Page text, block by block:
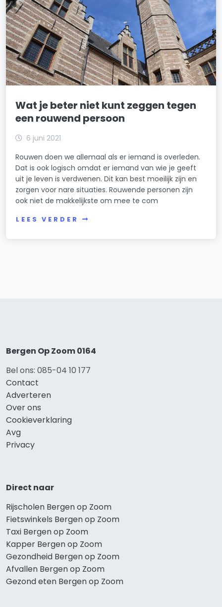
Wat je beter niet kunt zeggen tegen
een rouwend persoon
6 juni 2021
Rouwen doen we allemaal als er iemand is overleden.
Dat is ook logisch omdat er iemand van wie je geeft
uit je leven is verdwenen. Dit kan best moeilijk zijn en
zorgen voor nare situaties. Rouwende personen zijn
ook niet de makkelijkste om mee te com
LEES VERDER
Bergen Op Zoom 0164
Bel ons: 085-04 10 177
Contact
Adverteren
Over ons
Cookieverklaring
Avg
Privacy
Direct naar
Rijscholen Bergen op Zoom
Fietswinkels Bergen op Zoom
Taxi Bergen op Zoom
Kapper Bergen op Zoom
Gezondheid Bergen op Zoom
Afvallen Bergen op Zoom
Gezond eten Bergen op Zoom